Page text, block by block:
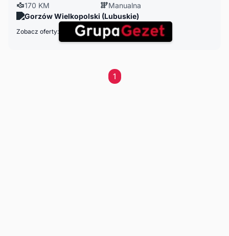
170 KM
Manualna
Gorzów Wielkopolski (Lubuskie)
Zobacz oferty:
1